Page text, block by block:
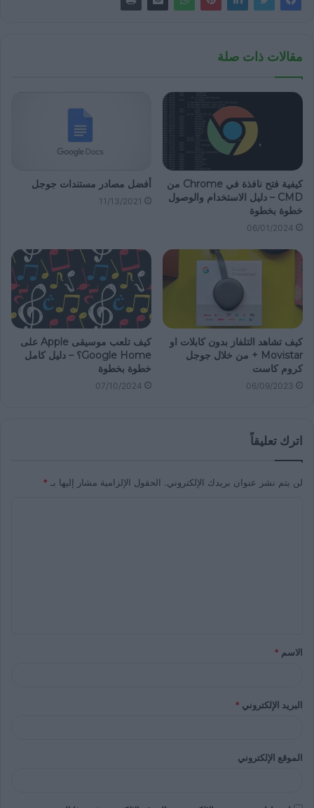
مقالات ذات صلة
كيفية فتح نافذة في Chrome من
CMD – دليل الاستخدام والوصول
خطوة بخطوة
06/01/2024
أفضل مصادر مستندات جوجل
11/13/2021
كيف تشاهد التلفاز بدون كابلات او
Movistar + من خلال جوجل
كروم كاست
06/09/2023
كيف تلعب موسيقى Apple على
Google Home؟ – دليل كامل
خطوة بخطوة
07/10/2024
اترك تعليقاً
لن يتم نشر عنوان بريدك الإلكتروني. الحقول الإلزامية مشار إليها بـ *
الاسم *
البريد الإلكتروني *
الموقع الإلكتروني